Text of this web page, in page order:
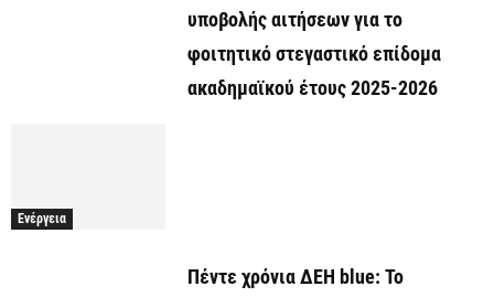
υποβολής αιτήσεων για το
φοιτητικό στεγαστικό επίδομα
ακαδημαϊκού έτους 2025-2026
Ενέργεια
Πέντε χρόνια ΔΕΗ blue: Το